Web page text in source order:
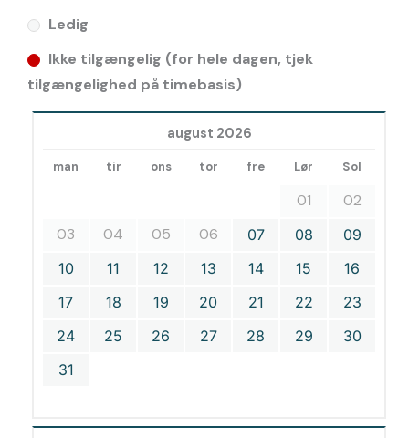
Ledig
Ikke tilgængelig (for hele dagen, tjek
tilgængelighed på timebasis)
august 2026
man tir ons tor fre Lør Sol
01
02
03
04 05 06 07 08
09
10
11 12 13 14 15
16
17
18 19 20 21 22
23
24
25 26 27 28 29
30
31